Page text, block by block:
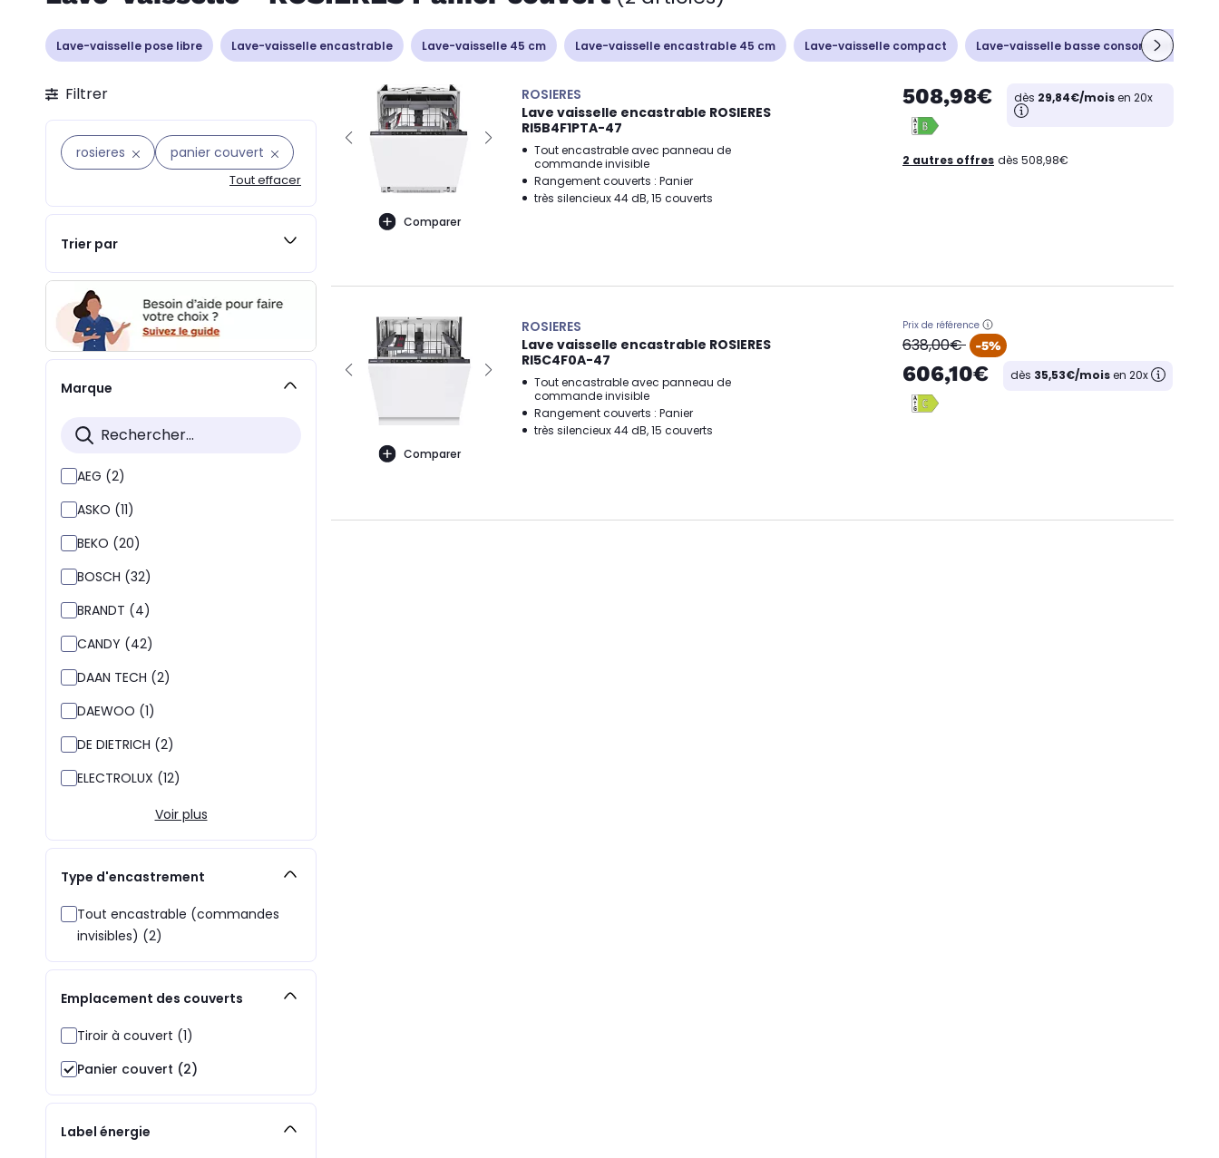
Lave-vaisselle pose libre Lave-vaisselle encastrable Lave-vaisselle 45 cm Lave-vaisselle encastrable 45 cm Lave-vaisselle compact Lave-vaisselle basse consommation
Filtrer
rosieres panier couvert
Tout effacer
Trier par
Marque
AEG (2)
ASKO (11)
BEKO (20)
BOSCH (32)
BRANDT (4)
CANDY (42)
DAAN TECH (2)
DAEWOO (1)
DE DIETRICH (2)
ELECTROLUX (12)
Voir plus
Type d'encastrement
Tout encastrable (commandes
invisibles) (2)
Emplacement des couverts
Tiroir à couvert (1)
Panier couvert (2)
Label énergie
Comparer
ROSIERES
Lave vaisselle encastrable ROSIERES
RI5B4F1PTA-47
Tout encastrable avec panneau de
commande invisible
Rangement couverts : Panier
très silencieux 44 dB, 15 couverts
508,98€ dès 29,84€/moisen 20x
2 autres offres dès 508,98€
Comparer
ROSIERES
Lave vaisselle encastrable ROSIERES
RI5C4F0A-47
Tout encastrable avec panneau de
commande invisible
Rangement couverts : Panier
très silencieux 44 dB, 15 couverts
Prix de référence
oldPrice
638,00€ -5%
606,10€ dès 35,53€/moisen 20x